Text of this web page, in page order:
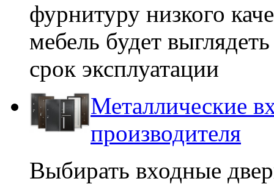
фурнитуру низкого
мебель будет
срок эксплуатации
Металлические
производителя
Выбирать входные